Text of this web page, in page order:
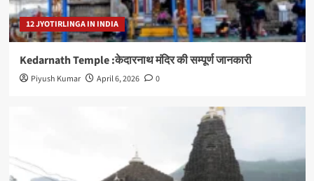
12 JYOTIRLINGA IN INDIA
Kedarnath Temple :केदारनाथ मंदिर की सम्पूर्ण जानकारी
Piyush Kumar April 6, 2026 0